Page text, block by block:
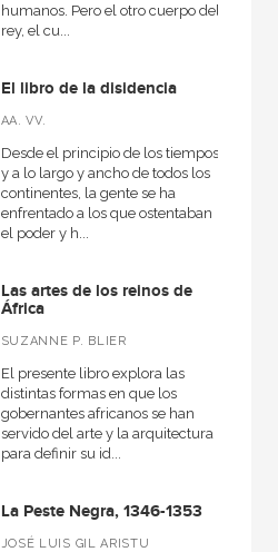
humanos. Pero el otro cuerpo del
rey, el cu...
El libro de la disidencia
AA. VV.
Desde el principio de los tiempos
y a lo largo y ancho de todos los
continentes, la gente se ha
enfrentado a los que ostentaban
el poder y h...
Las artes de los reinos de
África
SUZANNE P. BLIER
El presente libro explora las
distintas formas en que los
gobernantes africanos se han
servido del arte y la arquitectura
para definir su id...
La Peste Negra, 1346-1353
JOSÉ LUIS GIL ARISTU